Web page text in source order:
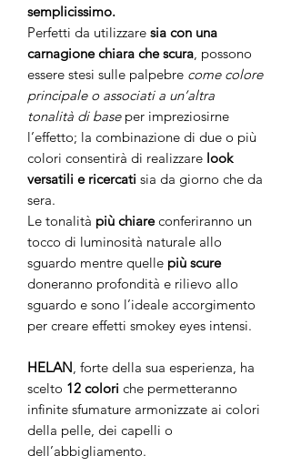
semplicissimo.
Perfetti da utilizzare sia con una
carnagione chiara che scura , possono
essere stesi sulle palpebre come colore
principale o associati a un’altra
tonalità di baseper impreziosirne
l’effetto; la combinazione di due o più
colori consentirà di realizzare look
versatili e ricercati sia da giorno che da
sera.
Le tonalità più chiareconferiranno un
tocco di luminosità naturale allo
sguardo mentre quelle più scure
doneranno profondità e rilievo allo
sguardo e sono l’ideale accorgimento
per creare effetti smokey eyes intensi.
HELAN , forte della sua esperienza, ha
scelto 12 colori che permetteranno
infinite sfumature armonizzate ai colori
della pelle, dei capelli o
dell’abbigliamento.